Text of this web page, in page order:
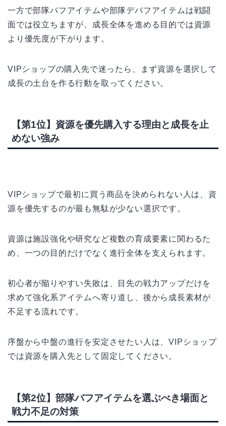
一方で部隊バフアイテムや部隊デバフアイテムは戦闘
面では役立ちますが、成長全体を進める目的では資源
より優先度が下がります。
VIPショップの購入先で迷ったら、まず資源を選択して
成長の土台を作る行動を取ってください。
【第1位】資源を優先購入する理由と成長を止
めない強み
VIPショップで最初に買う商品を決められない人は、資
源を優先するのが最も無駄が少ない選択です。
資源は施設強化や研究など複数の育成要素に関わるた
め、一つの目的だけでなく進行全体を支えられます。
初心者が陥りやすい失敗は、目先の戦力アップだけを
求めて強化系アイテムへ寄り道し、後から成長素材が
不足する流れです。
序盤から中盤の進行を安定させたい人は、VIPショップ
では資源を購入先として固定してください。
【第2位】部隊バフアイテムを選ぶべき場面と
戦力不足の対策